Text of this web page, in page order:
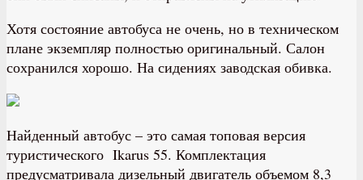
Хотя состояние автобуса не очень, но в техническом
плане экземпляр полностью оригинальный. Салон
сохранился хорошо. На сидениях заводская обивка.
Найденный автобус – это самая топовая версия
туристического Ikarus 55. Комплектация
предусматривала дизельный двигатель объемом 8,3